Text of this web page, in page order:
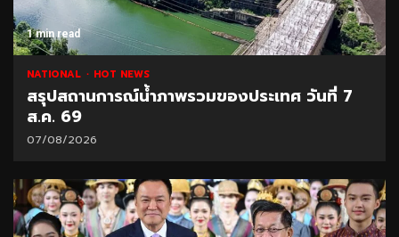
1 min read
NATIONAL HOT NEWS
สรุปสถานการณ์น้ำภาพรวมของประเทศ วันที่ 7
ส.ค. 69
07/08/2026